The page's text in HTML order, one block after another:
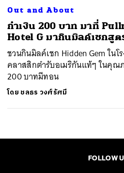
Out and About
กำเงิน 200 บาท มาที่
Hotel G มากินมิลค์เชกสู
ชวนกินมิลค์เชก Hidden Gem ใน
คลาสสิกตำรับอเมริกันแท้ๆ ในคุณ
200 บาทมีทอน
โดย ชลธร วงศ์รัศมี
FOLLOW